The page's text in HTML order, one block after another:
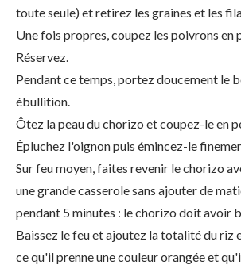
toute seule) et retirez les graines et les
Une fois propres, coupez les poivrons en
Réservez.
Pendant ce temps, portez doucement le
ébullition.
Ôtez la peau du chorizo et coupez-le en
Épluchez l'oignon puis émincez-le
Sur feu moyen, faites revenir le chorizo
une grande casserole sans ajouter de
pendant 5 minutes : le chorizo doit avoir
Baissez le feu et ajoutez la totalité du riz
ce qu'il prenne une couleur orangée et